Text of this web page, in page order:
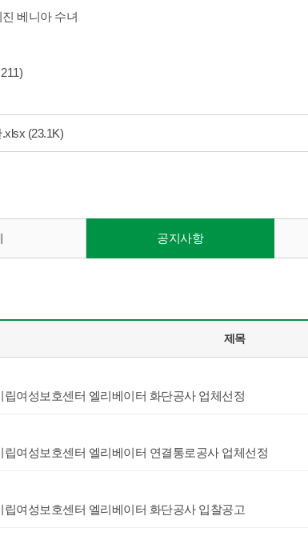
베니아 수녀
(23.1K)
공지사항
제목
립여성보호센터 엘리베이터 화단공사 업체선정
립여성보호센터 엘리베이터 연결통로공사 업체선정
립여성보호센터 엘리베이터 화단공사 입찰공고